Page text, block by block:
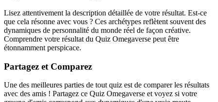
Lisez attentivement la description détaillée de votre résultat. Est-ce
que cela résonne avec vous ? Ces archétypes reflètent souvent des
dynamiques de personnalité du monde réel de façon créative.
Comprendre votre résultat du Quiz Omegaverse peut être
étonnamment perspicace.
Partagez et Comparez
Une des meilleures parties de tout quiz est de comparer les résultats
avec des amis ! Partagez ce Quiz Omegaverse et voyez si votre